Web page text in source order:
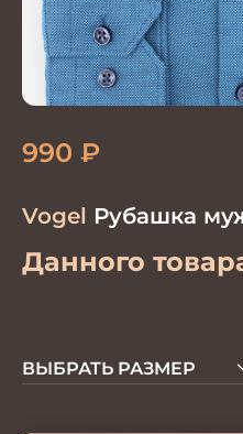
Vogel Рубашка
Данного
990 ₽
ВЫБРАТЬ РАЗМЕР